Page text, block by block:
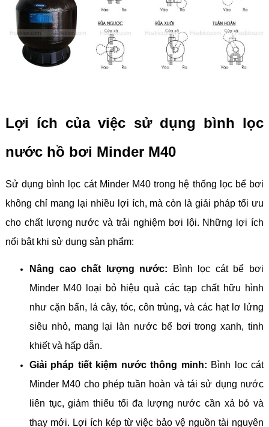
Lợi ích của việc sử dụng bình lọc
nước hồ bơi Minder M40
Sử dụng bình lọc cát Minder M40 trong hệ thống lọc bể bơi
không chỉ mang lại nhiều lợi ích, mà còn là giải pháp tối ưu
cho chất lượng nước và trải nghiệm bơi lội. Những lợi ích
nổi bật khi sử dụng sản phẩm:
Nâng cao chất lượng nước: Bình lọc cát bể bơi
Minder M40 loại bỏ hiệu quả các tạp chất hữu hình
như cặn bẩn, lá cây, tóc, côn trùng, và các hạt lơ lửng
siêu nhỏ, mang lại làn nước bể bơi trong xanh, tinh
khiết và hấp dẫn.
Giải pháp tiết kiệm nước thông minh: Bình lọc cát
Minder M40 cho phép tuần hoàn và tái sử dụng nước
liên tục, giảm thiểu tối đa lượng nước cần xả bỏ và
thay mới. Lợi ích kép từ việc bảo vệ nguồn tài nguyên